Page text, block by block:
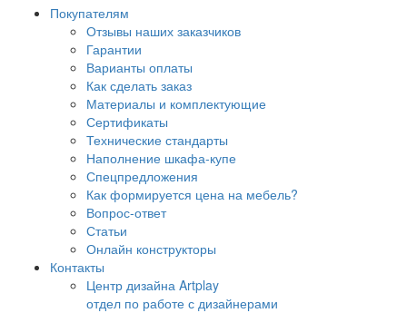
Покупателям
Отзывы наших заказчиков
Гарантии
Варианты оплаты
Как сделать заказ
Материалы и комплектующие
Сертификаты
Технические стандарты
Наполнение шкафа-купе
Спецпредложения
Как формируется цена на мебель?
Вопрос-ответ
Статьи
Онлайн конструкторы
Контакты
Центр дизайна Artplay
отдел по работе с дизайнерами